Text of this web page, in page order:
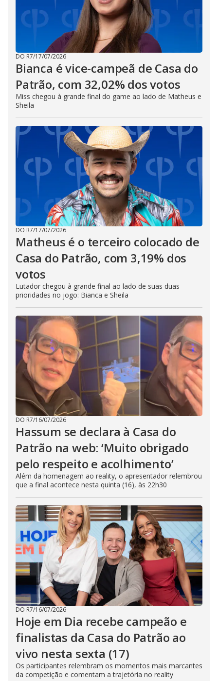
DO R7/17/07/2026
Bianca é vice-campeã de Casa do
Patrão, com 32,02% dos votos
Miss chegou à grande final do game ao lado de Matheus e
Sheila
DO R7/17/07/2026
Matheus é o terceiro colocado de
Casa do Patrão, com 3,19% dos
votos
Lutador chegou à grande final ao lado de suas duas
prioridades no jogo: Bianca e Sheila
DO R7/16/07/2026
Hassum se declara à Casa do
Patrão na web: ‘Muito obrigado
pelo respeito e acolhimento’
Além da homenagem ao reality, o apresentador relembrou
que a final acontece nesta quinta (16), às 22h30
DO R7/16/07/2026
Hoje em Dia recebe campeão e
finalistas da Casa do Patrão ao
vivo nesta sexta (17)
Os participantes relembram os momentos mais marcantes
da competição e comentam a trajetória no reality